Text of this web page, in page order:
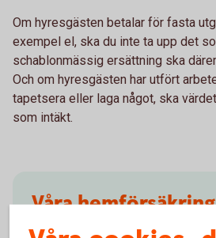
Om hyresgästen betalar för fasta
exempel el, ska du inte ta upp det
schablonmässig ersättning ska
Och om hyresgästen har utfört
tapetsera eller laga något, ska
som intäkt.
Våra